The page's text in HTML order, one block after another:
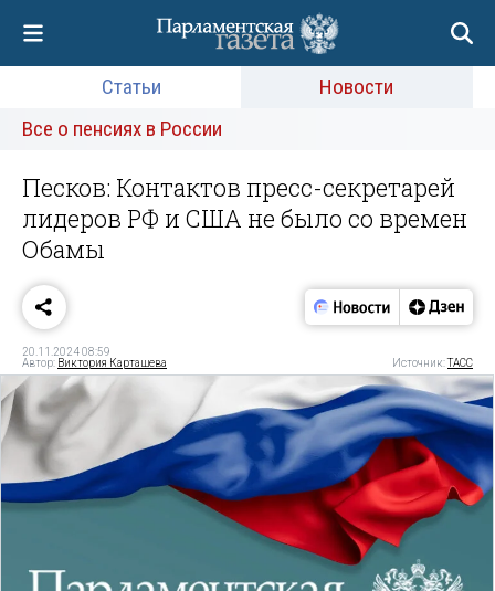
Статьи
Новости
Все о пенсиях в России
Песков: Контактов пресс-секретарей
лидеров РФ и США не было со времен
Обамы
20.11.2024 08:59
Автор: Виктория Карташева Источник:ТАСС